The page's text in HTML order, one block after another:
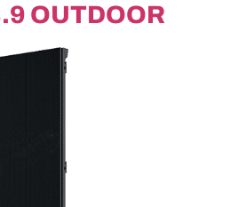
OUTDOOR